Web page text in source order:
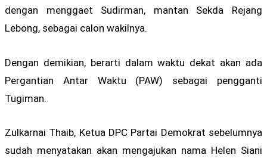
dengan menggaet Sudirman, mantan Sekda Rejang
Lebong, sebagai calon wakilnya.
Dengan demikian, berarti dalam waktu dekat akan ada
Pergantian Antar Waktu (PAW) sebagai pengganti
Tugiman.
Zulkarnai Thaib, Ketua DPC Partai Demokrat sebelumnya
sudah menyatakan akan mengajukan nama Helen Siani